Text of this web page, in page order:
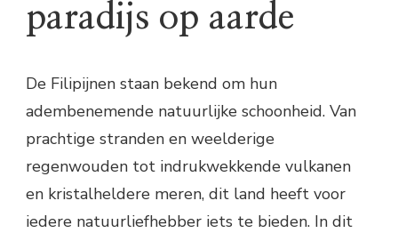
paradijs op aarde
De Filipijnen staan bekend om hun
adembenemende natuurlijke schoonheid. Van
prachtige stranden en weelderige
regenwouden tot indrukwekkende vulkanen
en kristalheldere meren, dit land heeft voor
iedere natuurliefhebber iets te bieden. In dit